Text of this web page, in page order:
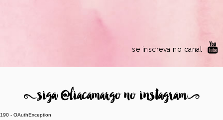
se inscreva no canal
8siga @liacamargo no instagram9
190 - OAuthException